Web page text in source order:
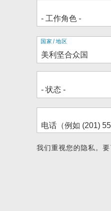
地
址
国家/地区
我们重视您的隐私。